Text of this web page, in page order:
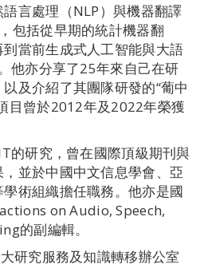
言處理（NLP）與機器翻譯
包括從早期的統計機器翻
當前生成式人工智能與大語
他亦分享了25年來自己在研
及介紹了其團隊研發的“葡中
目曾於2012年及2022年榮獲
的研究，曾在國際頂級期刊與
並於中國中文信息學會、亞
術組織擔任職務。他亦是國
on Audio, Speech,
的副編輯。
研究服務及知識轉移辦公室